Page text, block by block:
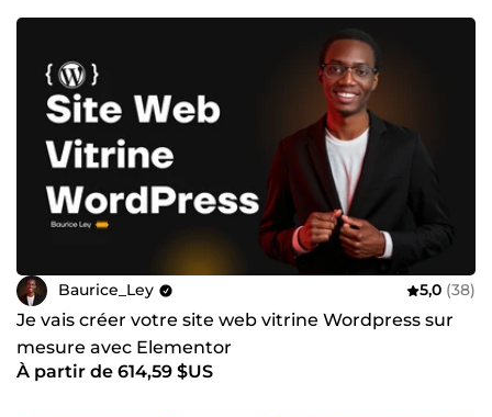
Baurice_Ley 5,0 (38)
Je vais créer votre site web vitrine Wordpress sur
mesure avec Elementor
À partir de 614,59 $US